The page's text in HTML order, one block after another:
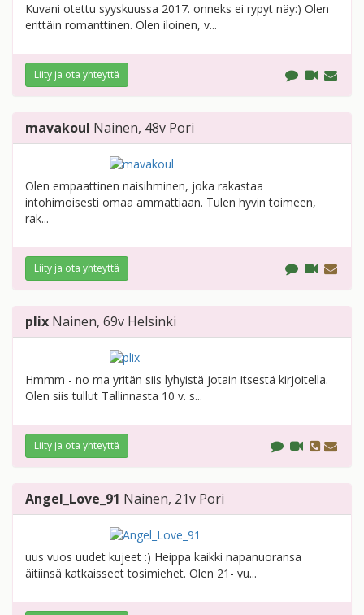
Kuvani otettu syyskuussa 2017. onneks ei rypyt näy:) Olen
erittäin romanttinen. Olen iloinen, v...
Liity ja ota yhteyttä
mavakoul Nainen, 48v Pori
Olen empaattinen naisihminen, joka rakastaa
intohimoisesti omaa ammattiaan. Tulen hyvin toimeen,
rak...
Liity ja ota yhteyttä
plix Nainen, 69v Helsinki
Hmmm - no ma yritän siis lyhyistä jotain itsestä kirjoitella.
Olen siis tullut Tallinnasta 10 v. s...
Liity ja ota yhteyttä
Angel_Love_91 Nainen, 21v Pori
uus vuos uudet kujeet :) Heippa kaikki napanuoransa
äitiinsä katkaisseet tosimiehet. Olen 21- vu...